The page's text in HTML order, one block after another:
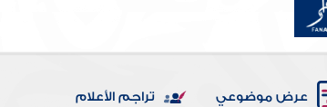
عرض موضوعي تراجم الأعلام